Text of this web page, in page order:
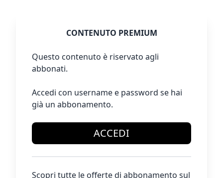
CONTENUTO PREMIUM
Questo contenuto è riservato agli
abbonati.
Accedi con username e password se hai
già un abbonamento.
ACCEDI
Scopri tutte le offerte di abbonamento sul